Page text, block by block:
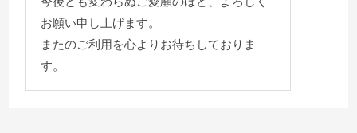
お願い申し上げます。
またのご利用を心よりお待ちしておりま
す。